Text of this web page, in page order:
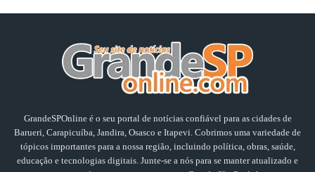
GrandeSPOnline é o seu portal de notícias confiável para as cidades de
Barueri, Carapicuíba, Jandira, Osasco e Itapevi. Cobrimos uma variedade de
tópicos importantes para a nossa região, incluindo política, obras, saúde,
educação e tecnologias digitais. Junte-se a nós para se manter atualizado e